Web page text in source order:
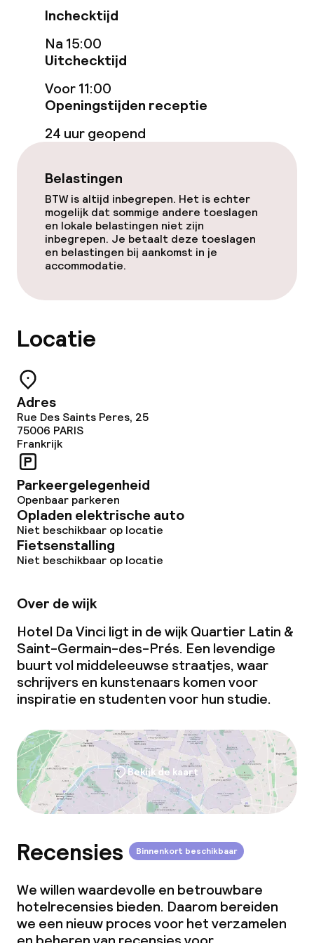
Restaurant
Bar
Eet- en drinkdiensten
Ontbijtbuffet
Faciliteiten en diensten voor kinderen
Babysitservice
Schoonmaakvoorzieningen
Wasfaciliteiten (wasmachine)
Beleid
Overal rookvrij
Inchecktijd
Na 15:00
Uitchecktijd
Voor 11:00
Openingstijden receptie
24 uur geopend
Belastingen
BTW is altijd inbegrepen. Het is echter
mogelijk dat sommige andere toeslagen
en lokale belastingen niet zijn
inbegrepen. Je betaalt deze toeslagen
en belastingen bij aankomst in je
accommodatie.
Locatie
Adres
Rue Des Saints Peres, 25
75006 PARIS
Frankrijk
Parkeergelegenheid
Openbaar parkeren
Opladen elektrische auto
Niet beschikbaar op locatie
Fietsenstalling
Niet beschikbaar op locatie
Over de wijk
Hotel Da Vinci ligt in de wijk Quartier Latin &
Saint-Germain-des-Prés. Een levendige
buurt vol middeleeuwse straatjes, waar
schrijvers en kunstenaars komen voor
inspiratie en studenten voor hun studie.
Bekijk de kaart
Recensies Binnenkort beschikbaar
We willen waardevolle en betrouwbare
hotelrecensies bieden. Daarom bereiden
we een nieuw proces voor het verzamelen